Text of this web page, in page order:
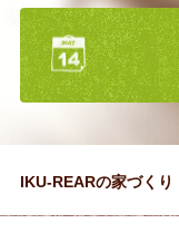
IKU-REARの家づくり